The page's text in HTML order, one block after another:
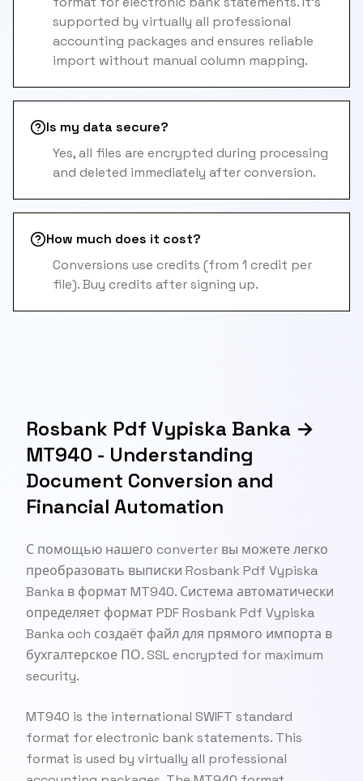
supported by virtually all professional
accounting packages and ensures reliable
import without manual column mapping.
Is my data secure?
Yes, all files are encrypted during processing
and deleted immediately after conversion.
How much does it cost?
Conversions use credits (from 1 credit per
file). Buy credits after signing up.
Rosbank Pdf Vypiska Banka →
MT940 - Understanding
Document Conversion and
Financial Automation
С помощью нашего converter вы можете легко
преобразовать выписки Rosbank Pdf Vypiska
Banka в формат MT940. Система автоматически
определяет формат PDF Rosbank Pdf Vypiska
Banka och создаёт файл для прямого импорта в
бухгалтерское ПО. SSL encrypted for maximum
security.
MT940 is the international SWIFT standard
format for electronic bank statements. This
format is used by virtually all professional